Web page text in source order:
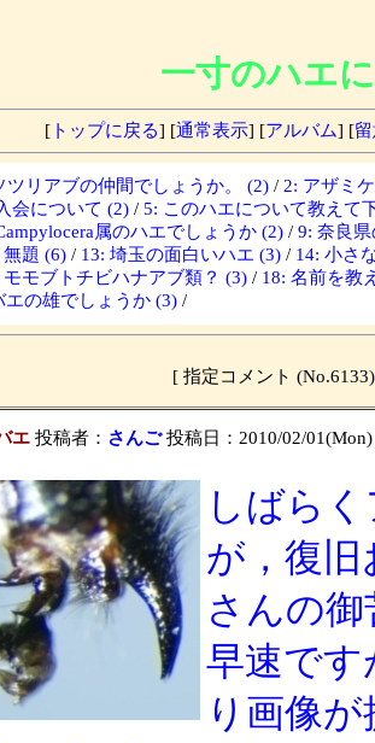
一寸のハエ
[トップに戻る] [通常表示] [アルバム] [
ツリアブの仲間でしょうか。 (2) / 2: アザミ
会について (2) / 5: このハエについて教えて
属のハエでしょうか (2) / 9: 奈良
無題 (6) / 13: 埼玉の面白いハエ (3) / 14: 小さ
モモブトチビハナアブ類？ (3) / 18: 名前を教
エの雄でしょうか (3) /
[ 指定コメント
エ投稿者： さんご投稿日：2010/02/
しばら
が，復
さんの
早速です
り画像